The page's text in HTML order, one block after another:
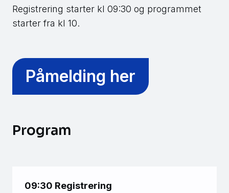
Registrering starter kl 09:30 og programmet
starter fra kl 10.
Påmelding her
Program
09:30 Registrering